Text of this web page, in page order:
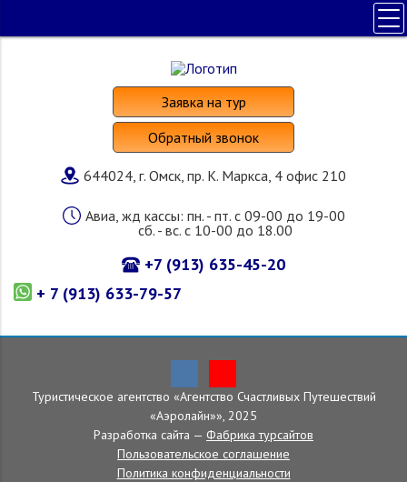
Заявка на тур
Обратный звонок
644024, г. Омск, пр. К. Маркса, 4 офис 210
Авиа, жд кассы: пн. - пт. с 09-00 до 19-00
сб. - вс. с 10-00 до 18.00
+7 (913) 635-45-20
+ 7 (913) 633-79-57
ПОИСК ТУРА
НАШИ УСЛУГИ
СТРАНЫ И ОТЕЛИ
О КОМПАНИИ
Главная»Страны и отели»Россия»Находка
Находка
Туристическое агентство «Агентство Счастливых Путешествий
«Аэролайн»», 2025
Разработка сайта — Фабрика турсайтов
Пользовательское соглашение
Политика конфиденциальности